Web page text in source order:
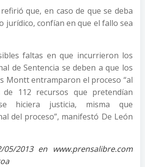
que, en caso de que se deba
jurídico, confían en que el fallo sea
faltas en que incurrieron los
de Sentencia se deben a que los
Montt entramparon el proceso “al
112 recursos que pretendían
hiciera justicia, misma que
del proceso”, manifestó De León
2013 en www.prensalibre.com